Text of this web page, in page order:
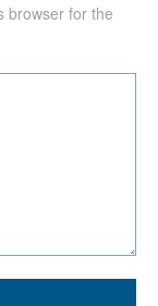
browser for the